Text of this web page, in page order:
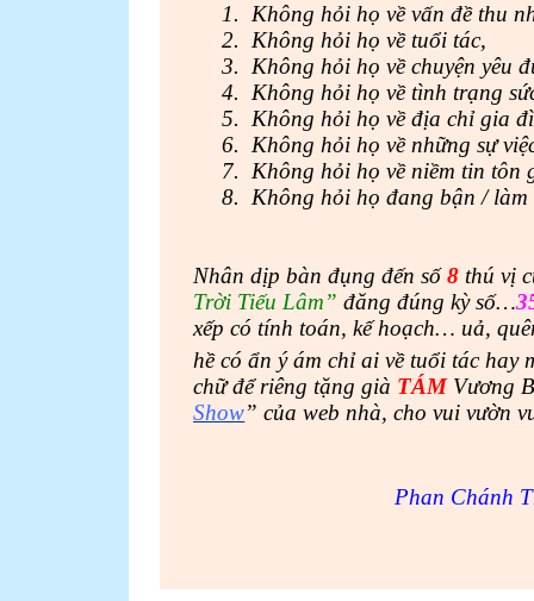
1.
Không hỏi họ về vấn đề thu
2.
Không hỏi họ về tuổi tác,
3.
Không hỏi họ về chuyện yêu
4.
Không hỏi họ về tình trạng
5.
Không hỏi họ về địa chỉ gia
6.
Không hỏi họ về những sự
7.
Không hỏi họ về niềm tin tôn
8.
Không hỏi họ đang bận / làm
Nhân dịp bàn đụng đến số8 thú vị
Trời Tiếu Lâm” đăng đúng kỳ số…
xếp có tính toán, kế hoạch… uả,
hề có ẩn ý ám chỉ ai về tuổi tác hay
chữ để riêng tặng già TÁMVương
Show” của web nhà, cho vui vườn
Phan Chánh